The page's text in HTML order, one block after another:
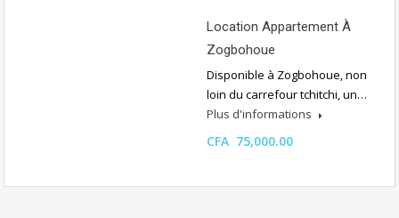
Location Appartement À
Zogbohoue
Disponible à Zogbohoue, non
loin du carrefour tchitchi, un…
Plus d'informations
CFA 75,000.00